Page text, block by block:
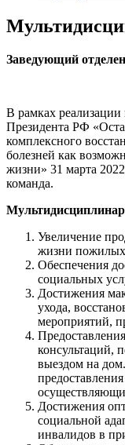
Заведующий
В рамках реализации
Президента РФ
комплексного
болезней как
жизни» 31 марта
команда.
Увеличение
жизни
Обеспечения
социальных
Достижения
ухода,
мероприятий,
консультаций,
выездом на
Достижения
социальной
инвалидов в